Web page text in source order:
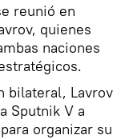
reunió en
quienes
naciones
bilateral, Lavrov
Sputnik V a
organizar su